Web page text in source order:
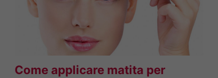
Come applicare matita per